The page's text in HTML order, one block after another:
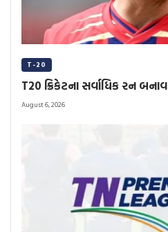
T-20
T20 ક્રિકેટના સર્વાધિક રન
August 6, 2026